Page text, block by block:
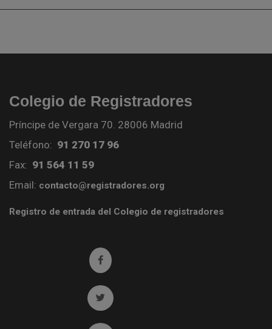
Colegio de Registradores
Príncipe de Vergara 70. 28006 Madrid
Teléfono: 91 270 17 96
Fax: 91 564 11 59
Email: contacto@registradores.org
Registro de entrada del Colegio de registradores
Ir a facebook (abre en ventana nueva)
Ir a twitter (abre en ventana nueva)